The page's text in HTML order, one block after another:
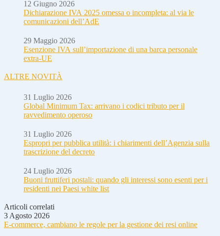
12 Giugno 2026
Dichiarazione IVA 2025 omessa o incompleta: al via le
comunicazioni dell’AdE
29 Maggio 2026
Esenzione IVA sull’importazione di una barca personale
extra-UE
ALTRE NOVITÀ
31 Luglio 2026
Global Minimum Tax: arrivano i codici tributo per il
ravvedimento operoso
31 Luglio 2026
Espropri per pubblica utilità: i chiarimenti dell’Agenzia sulla
trascrizione del decreto
24 Luglio 2026
Buoni fruttiferi postali: quando gli interessi sono esenti per i
residenti nei Paesi white list
Articoli correlati
3 Agosto 2026
E-commerce, cambiano le regole per la gestione dei resi online